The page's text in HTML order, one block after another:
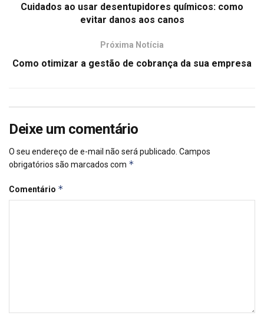
Cuidados ao usar desentupidores químicos: como
evitar danos aos canos
Próxima Notícia
Como otimizar a gestão de cobrança da sua empresa
Deixe um comentário
O seu endereço de e-mail não será publicado. Campos
obrigatórios são marcados com *
Comentário *